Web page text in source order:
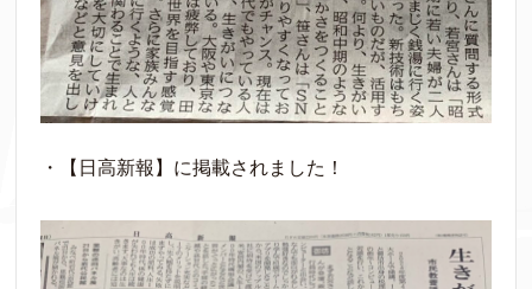
・【日高新報】に掲載されました！